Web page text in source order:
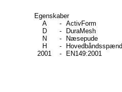
Egenskaber
A
-
ActivForm
D
-
DuraMesh
N
-
Næsepude
H
-
2001
- EN149:2001